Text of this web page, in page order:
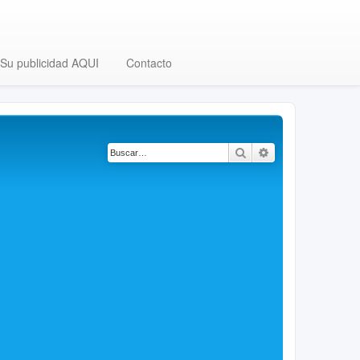
Su publicidad AQUI Contacto
Buscar